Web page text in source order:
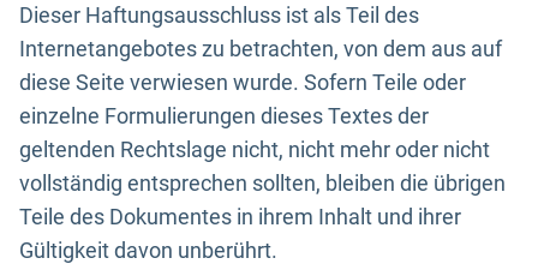
Dieser Haftungsausschluss ist als Teil des
Internetangebotes zu betrachten, von dem aus auf
diese Seite verwiesen wurde. Sofern Teile oder
einzelne Formulierungen dieses Textes der
geltenden Rechtslage nicht, nicht mehr oder nicht
vollständig entsprechen sollten, bleiben die übrigen
Teile des Dokumentes in ihrem Inhalt und ihrer
Gültigkeit davon unberührt.